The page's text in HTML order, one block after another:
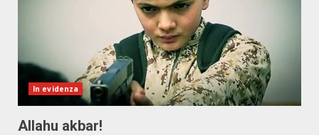
In evidenza
Allahu akbar!